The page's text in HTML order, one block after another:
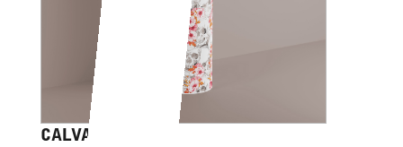
CALVARIAM